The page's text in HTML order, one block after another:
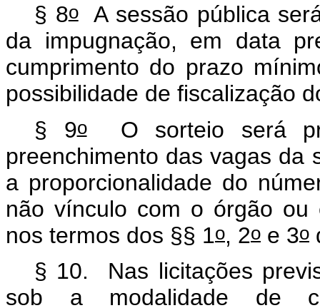
§ 8oA sessão pública
da impugnação, em data
cumprimento do prazo
possibilidade de fiscalização
§ 9oO sorteio será
preenchimento das vagas da
a proporcionalidade do
não vínculo com o órgão ou
nos termos dos §§ 1o, 2o e 3o
§ 10. Nas licitações
sob a modalidade de